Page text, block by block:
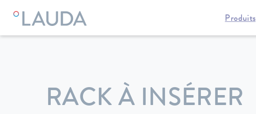
Produits
LAUDA Appareils de thermorégulation
RACK À INSÉRER